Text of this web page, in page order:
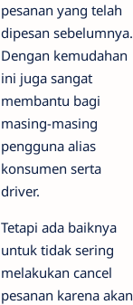
pesanan yang telah
dipesan sebelumnya.
Dengan kemudahan
ini juga sangat
membantu bagi
masing-masing
pengguna alias
konsumen serta
driver.
Tetapi ada baiknya
untuk tidak sering
melakukan cancel
pesanan karena akan